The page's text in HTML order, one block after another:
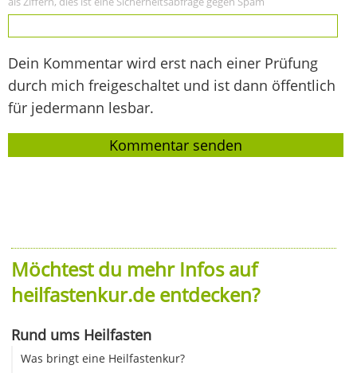
Dein Kommentar wird erst nach einer Prüfung
durch mich freigeschaltet und ist dann öffentlich
für jedermann lesbar.
Möchtest du mehr Infos auf
heilfastenkur.de entdecken?
Rund ums Heilfasten
Was bringt eine Heilfastenkur?